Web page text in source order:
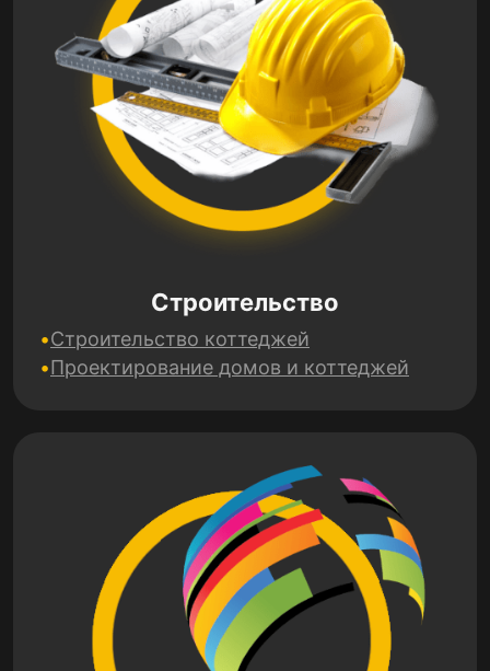
Строительство
Строительство коттеджей
Проектирование домов и коттеджей